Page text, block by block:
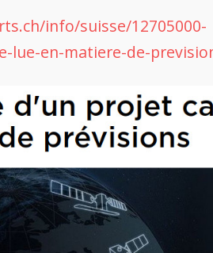
info/suisse/12705000-
lue-en-matiere-de-